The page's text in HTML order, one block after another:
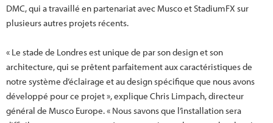
DMC, qui a travaillé en partenariat avec Musco et StadiumFX sur
plusieurs autres projets récents.
« Le stade de Londres est unique de par son design et son
architecture, qui se prêtent parfaitement aux caractéristiques de
notre système d’éclairage et au design spécifique que nous avons
développé pour ce projet », explique Chris Limpach, directeur
général de Musco Europe. « Nous savons que l’installation sera